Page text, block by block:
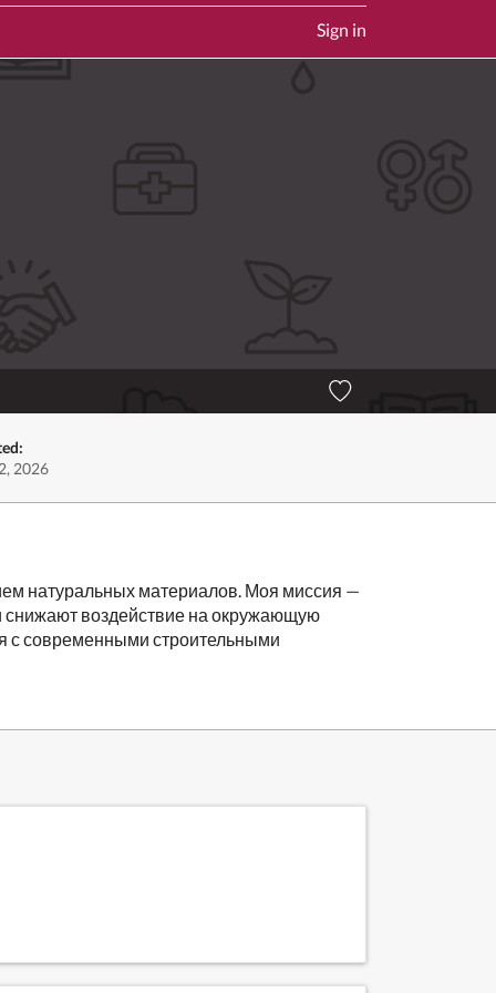
Sign in
2026
натуральных материалов. Моя миссия —
снижают воздействие на окружающую
с современными строительными